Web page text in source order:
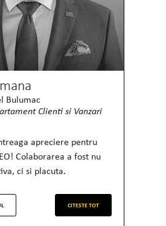
Bulumac
Clienti si Vanzari
apreciere pentru
Colaborarea a fost nu
ci si placuta.
CITESTE TOT